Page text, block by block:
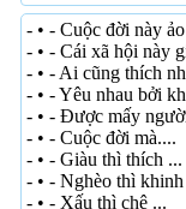
- • - Cuộc đời này
- • - Cái xã hội này
- • - Ai cũng thích
- • - Yêu nhau bởi
- • - Được mấy
- • - Cuộc đời mà....
- • - Giàu thì thích ...
- • - Nghèo thì khinh
- • - Xấu thì chê ...